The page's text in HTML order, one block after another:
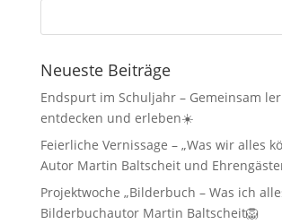
Neueste Beiträge
Endspurt im Schuljahr – Gemeinsam
entdecken und erleben☀️
Feierliche Vernissage – „Was wir alles
Autor Martin Baltscheit und
Projektwoche „Bilderbuch – Was ich
Bilderbuchautor Martin Baltscheit🦁